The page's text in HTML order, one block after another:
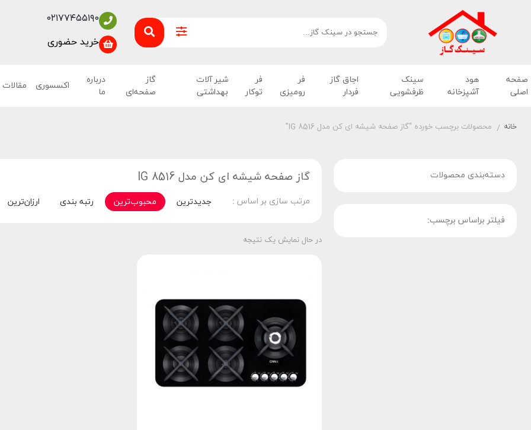
۰۲۱۷۷۴۵۵۱۹۰
خرید حضوری
صفحه
اصلی
هود
آشپزخانه
سینک
ظرفشویی
اجاق گاز
فردار
فر
رومیزی
فر
توکار
شیر آلات
بهداشتی
گاز
صفحه‌ای
درباره
ما
اکسسوری مقالات
خانه / محصولات برچسب خورده “گاز صفحه شیشه ای کن مدل IG 8516”
گاز صفحه شیشه ای کن مدل IG 8516
مرتب سازی بر اساس : جدیدترین محبوب‌ترین رتبه بندی ارزان‌ترین
در حال نمایش یک نتیجه
دسته‌بندی محصولات
فیلتر براساس برچسب: